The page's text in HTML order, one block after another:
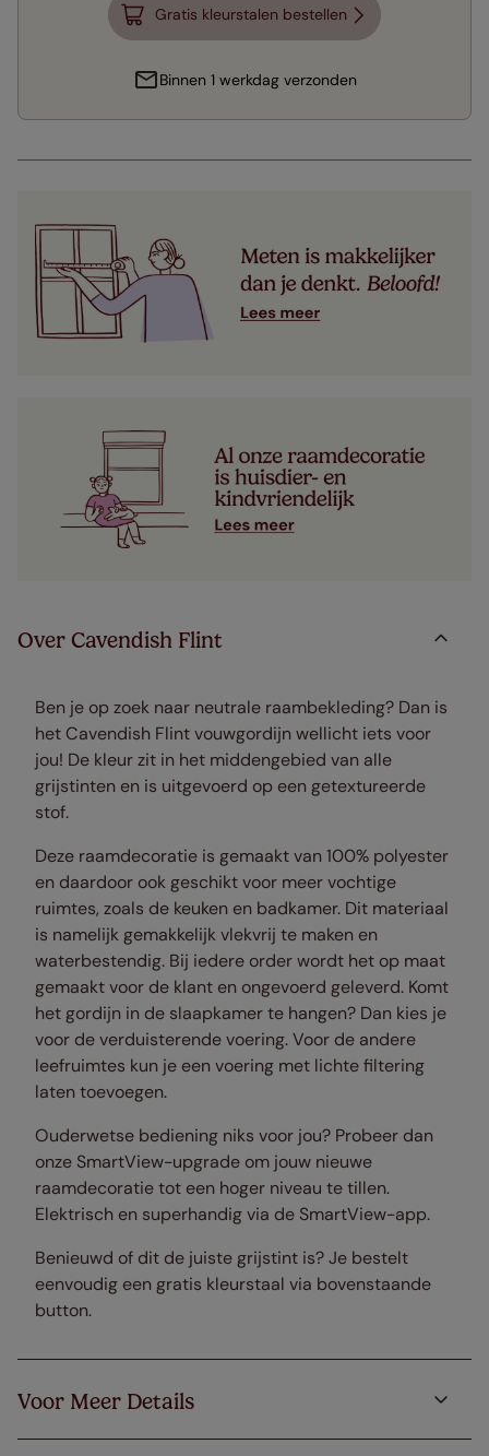
Gratis kleurstalen bestellen
Binnen 1 werkdag verzonden
Over Cavendish Flint
Ben je op zoek naar neutrale raambekleding? Dan is
het Cavendish Flint vouwgordijn wellicht iets voor
jou! De kleur zit in het middengebied van alle
grijstinten en is uitgevoerd op een getextureerde
stof.
Deze raamdecoratie is gemaakt van 100% polyester
en daardoor ook geschikt voor meer vochtige
ruimtes, zoals de keuken en badkamer. Dit materiaal
is namelijk gemakkelijk vlekvrij te maken en
waterbestendig. Bij iedere order wordt het op maat
gemaakt voor de klant en ongevoerd geleverd. Komt
het gordijn in de slaapkamer te hangen? Dan kies je
voor de verduisterende voering. Voor de andere
leefruimtes kun je een voering met lichte filtering
laten toevoegen.
Ouderwetse bediening niks voor jou? Probeer dan
onze SmartView-upgrade om jouw nieuwe
raamdecoratie tot een hoger niveau te tillen.
Elektrisch en superhandig via de SmartView-app.
Benieuwd of dit de juiste grijstint is? Je bestelt
eenvoudig een gratis kleurstaal via bovenstaande
button.
Voor Meer Details